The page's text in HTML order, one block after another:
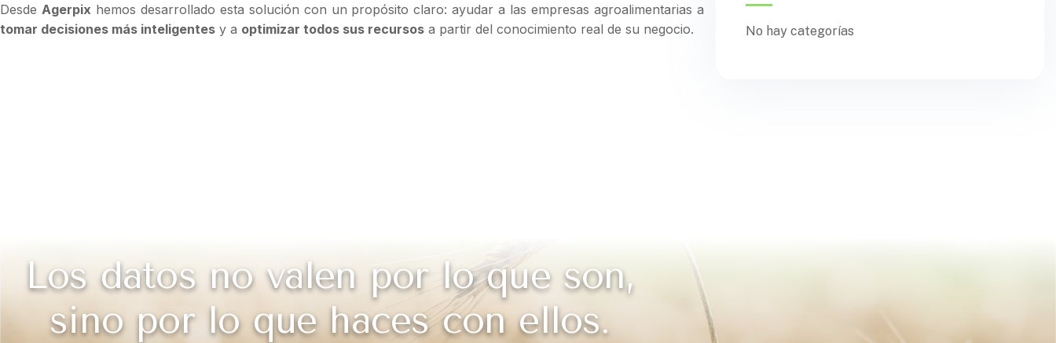
Desde Agerpix hemos desarrollado esta solución con un propósito claro: ayudar a las empresas agroalimentarias a
tomar decisiones más inteligentes y a optimizar todos sus recursos a partir del conocimiento real de su negocio. No hay categorías
Los datos no valen por lo que son,
sino por lo que haces con ellos.